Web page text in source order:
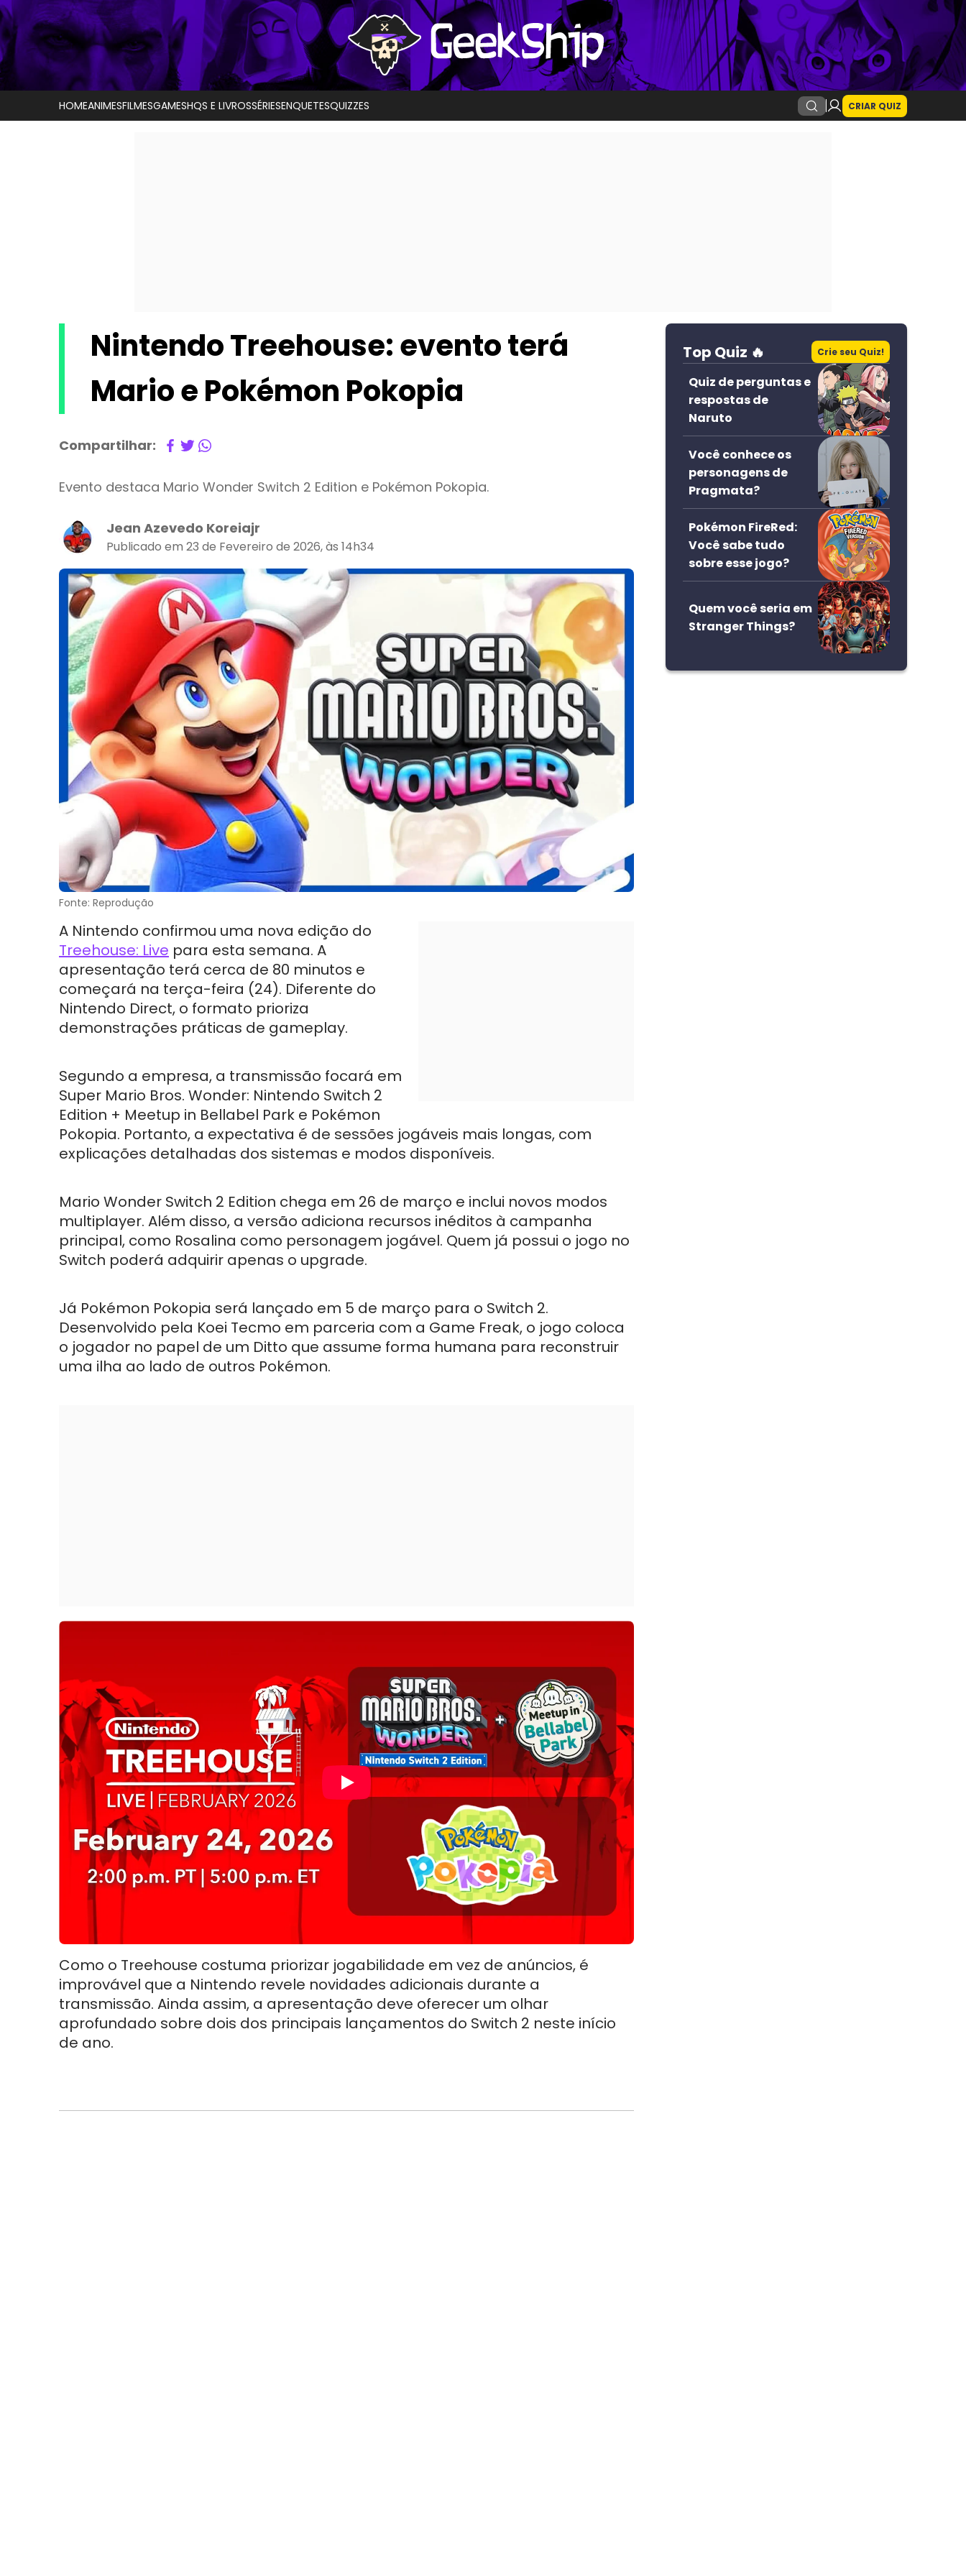
HOMEANIMESFILMESGAMESHQS E LIVROSSÉRIESENQUETESQUIZZES CRIAR QUIZ
Nintendo Treehouse: evento terá
Mario e Pokémon Pokopia
Compartilhar:
Evento destaca Mario Wonder Switch 2 Edition e Pokémon Pokopia.
Jean Azevedo Koreiajr
Publicado em 23 de Fevereiro de 2026, às 14h34
Fonte: Reprodução
A Nintendo confirmou uma nova edição do
Treehouse: Live para esta semana. A
apresentação terá cerca de 80 minutos e
começará na terça-feira (24). Diferente do
Nintendo Direct, o formato prioriza
demonstrações práticas de gameplay.
Segundo a empresa, a transmissão focará em
Super Mario Bros. Wonder: Nintendo Switch 2
Edition + Meetup in Bellabel Park e Pokémon
Pokopia. Portanto, a expectativa é de sessões jogáveis mais longas, com
explicações detalhadas dos sistemas e modos disponíveis.
Mario Wonder Switch 2 Edition chega em 26 de março e inclui novos modos
multiplayer. Além disso, a versão adiciona recursos inéditos à campanha
principal, como Rosalina como personagem jogável. Quem já possui o jogo no
Switch poderá adquirir apenas o upgrade.
Já Pokémon Pokopia será lançado em 5 de março para o Switch 2.
Desenvolvido pela Koei Tecmo em parceria com a Game Freak, o jogo coloca
o jogador no papel de um Ditto que assume forma humana para reconstruir
uma ilha ao lado de outros Pokémon.
Como o Treehouse costuma priorizar jogabilidade em vez de anúncios, é
improvável que a Nintendo revele novidades adicionais durante a
transmissão. Ainda assim, a apresentação deve oferecer um olhar
aprofundado sobre dois dos principais lançamentos do Switch 2 neste início
de ano.
Top Quiz 🔥 Crie seu Quiz!
Quiz de perguntas e
respostas de
Naruto
Você conhece os
personagens de
Pragmata?
Pokémon FireRed:
Você sabe tudo
sobre esse jogo?
Quem você seria em
Stranger Things?